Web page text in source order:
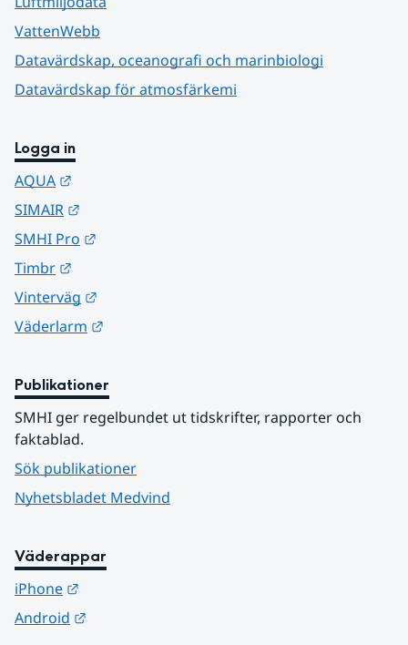
VattenWebb
Datavärdskap, oceanografi och marinbiologi
Datavärdskap för atmosfärkemi
Logga in
AQUA
SIMAIR
SMHI Pro
Timbr
Vinterväg
Väderlarm
Publikationer
SMHI ger regelbundet ut tidskrifter, rapporter och
faktablad.
Sök publikationer
Nyhetsbladet Medvind
Väderappar
iPhone
Android